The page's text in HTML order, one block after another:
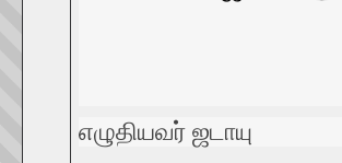
எழுதியவர் ஜடாயு